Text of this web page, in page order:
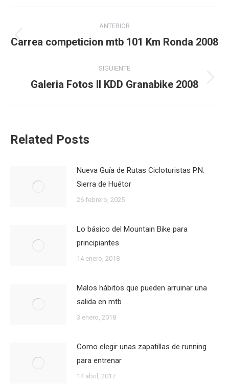
Navegación
entre
publicaciones
ANTERIOR
Publicación
Carrea competicion mtb 101 Km Ronda 2008
SIGUIENTE
Publicación
Galeria Fotos II KDD Granabike 2008
Related Posts
Nueva Guía de Rutas Cicloturistas P.N.
Sierra de Huétor
26 febrero, 2025
Lo básico del Mountain Bike para
principiantes
14 enero, 2018
Malos hábitos que pueden arruinar una
salida en mtb
3 enero, 2018
Como elegir unas zapatillas de running
para entrenar
14 abril, 2017